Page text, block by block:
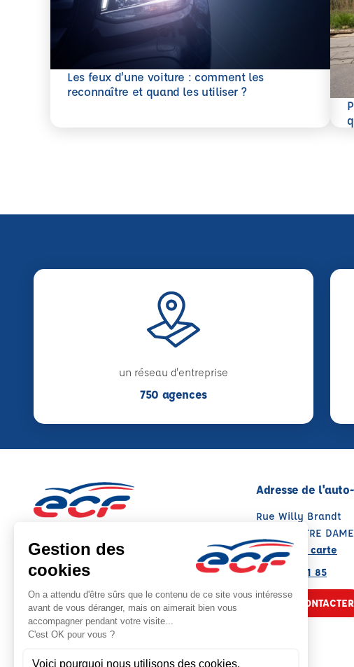
Les feux d’une voiture : comment les
reconnaître et quand les utiliser ?
En savoir plus
En
un réseau d'entreprise
750 agences
Adresse de
Rue Willy Brandt
37390 NOTRE
Voir sur la carte
02 43 21 41 85
NOUS CONTACTER